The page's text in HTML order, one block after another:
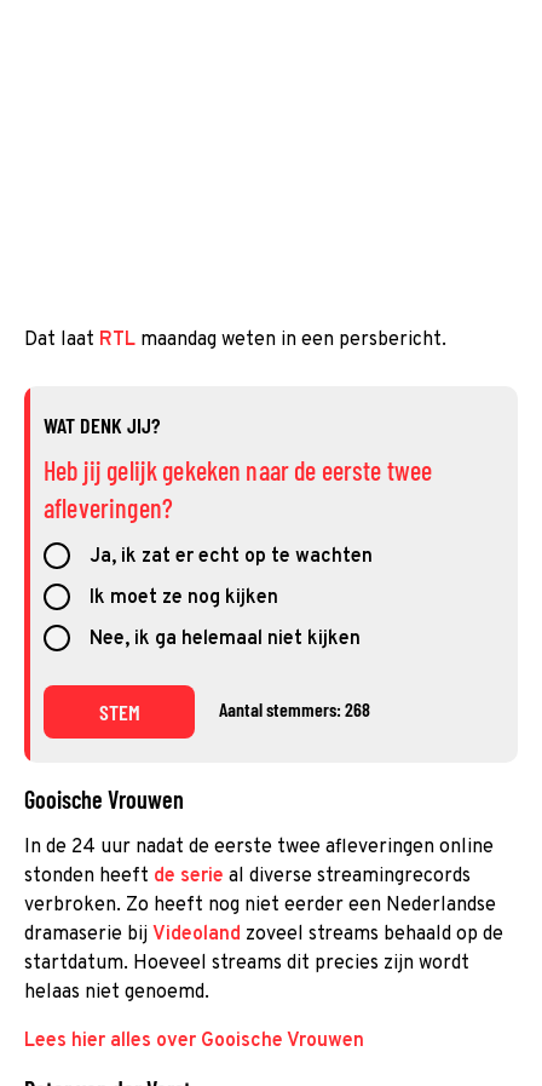
Dat laat RTL maandag weten in een persbericht.
WAT DENK JIJ?
Heb jij gelijk gekeken naar de eerste twee
afleveringen?
Ja, ik zat er echt op te wachten
Ik moet ze nog kijken
Nee, ik ga helemaal niet kijken
STEM Aantal stemmers: 268
Gooische Vrouwen
In de 24 uur nadat de eerste twee afleveringen online
stonden heeft de serie al diverse streamingrecords
verbroken. Zo heeft nog niet eerder een Nederlandse
dramaserie bij Videoland zoveel streams behaald op de
startdatum. Hoeveel streams dit precies zijn wordt
helaas niet genoemd.
Lees hier alles over Gooische Vrouwen